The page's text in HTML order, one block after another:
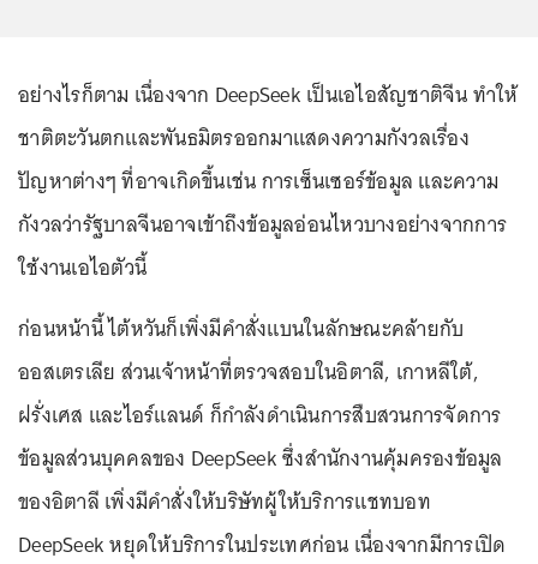
อย่างไรก็ตาม เนื่องจาก DeepSeek เป็นเอไอสัญชาติจีน ทำให้
ชาติตะวันตกและพันธมิตรออกมาแสดงความกังวลเรื่อง
ปัญหาต่างๆ ที่อาจเกิดขึ้นเช่น การเซ็นเซอร์ข้อมูล และความ
กังวลว่ารัฐบาลจีนอาจเข้าถึงข้อมูลอ่อนไหวบางอย่างจากการ
ใช้งานเอไอตัวนี้
ก่อนหน้านี้ ไต้หวันก็เพิ่งมีคำสั่งแบนในลักษณะคล้ายกับ
ออสเตรเลีย ส่วนเจ้าหน้าที่ตรวจสอบในอิตาลี, เกาหลีใต้,
ฝรั่งเศส และไอร์แลนด์ ก็กำลังดำเนินการสืบสวนการจัดการ
ข้อมูลส่วนบุคคลของ DeepSeek ซึ่งสำนักงานคุ้มครองข้อมูล
ของอิตาลี เพิ่งมีคำสั่งให้บริษัทผู้ให้บริการแชทบอท
DeepSeek หยุดให้บริการในประเทศก่อน เนื่องจากมีการเปิด